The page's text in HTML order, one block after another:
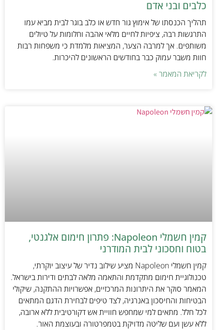
כלבים ובני אדם
תהליך הכנסתו של אימוץ גור חדש או כלב בוגר לבית מביא עמו
התרגשות רבה, ציפיות לחיים מלאי אהבה וחלומות על טיולים
משותפים. אך למרבה הצער, המציאות מלמדת כי משפחות רבות
חוות משבר עמוק כבר בחודשים הראשונים להיכרות.
לקריאת המאמר »
קמין חשמלי Napoleon: פתרון חימום אלגנטי,
בטוח וחסכוני לבית המודרני
קמין חשמלי Napoleon מציע שילוב נדיר של עיצוב יוקרתי,
טכנולוגיית חימום מתקדמת והתאמה מלאה לבתים ודירות בישראל.
המאמר סוקר את היתרונות המרכזיים, אפשרויות ההתקנה, שיקולי
הבטיחות והחיסכון באנרגיה, לצד טיפים לבחירת הדגם המתאים
לכל חלל. מתאים למי שמחפש חוויית אש דקורטיבית ללא ארובה,
ללא עשן ועם שליטה מדויקת בטמפרטורה ובעוצמת האור.